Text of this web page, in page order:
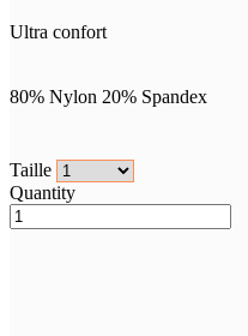
Ultra confort
80% Nylon 20% Spandex
Taille
Quantity